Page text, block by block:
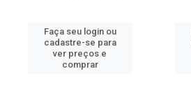
Faça seu login ou
cadastre-se para
ver preços e
comprar